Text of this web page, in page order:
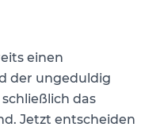
einen
der ungeduldig
das
Jetzt entscheiden